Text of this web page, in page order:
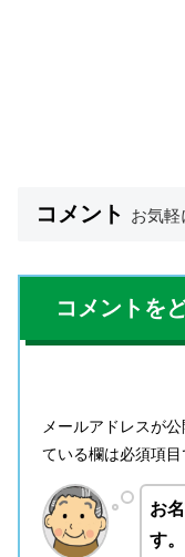
コメント お気軽
コメントを
メールアドレスが
ている欄は必須項目
お
す。